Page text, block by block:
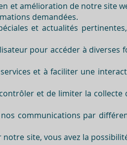
et amélioration de notre site
demandées.
et actualités
pour accéder à diverses
et à faciliter une
et de limiter la collecte
communications par
site, vous avez la